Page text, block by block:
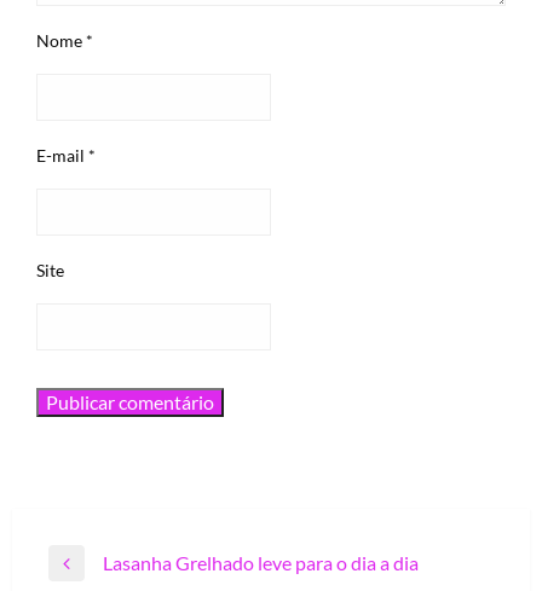
Nome *
E-mail *
Site
Navegação
Previous
Lasanha Grelhado leve para o dia a dia